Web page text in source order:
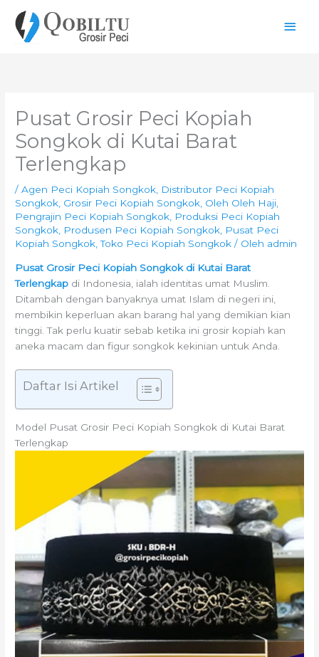
konten
Pusat Grosir Peci Kopiah
Songkok di Kutai Barat
Terlengkap
/Agen Peci Kopiah Songkok Distributor Peci Kopiah
Songkok Grosir Peci Kopiah Songkok Oleh Oleh Haji
Pengrajin Peci Kopiah Songkok Produksi Peci Kopiah
Songkok Produsen Peci Kopiah Songkok Pusat Peci
Kopiah Songkok ,Toko Peci Kopiah Songkok / Oleh admin
Pusat Grosir Peci Kopiah Songkok di Kutai Barat
Terlengkap di Indonesia, ialah identitas umat Muslim.
Ditambah dengan banyaknya umat Islam di negeri ini,
membikin keperluan akan barang hal yang demikian kian
tinggi. Tak perlu kuatir sebab ketika ini grosir kopiah kan
aneka macam dan figur songkok kekinian untuk Anda.
Daftar Isi Artikel
Model Pusat Grosir Peci Kopiah Songkok di Kutai Barat
Terlengkap